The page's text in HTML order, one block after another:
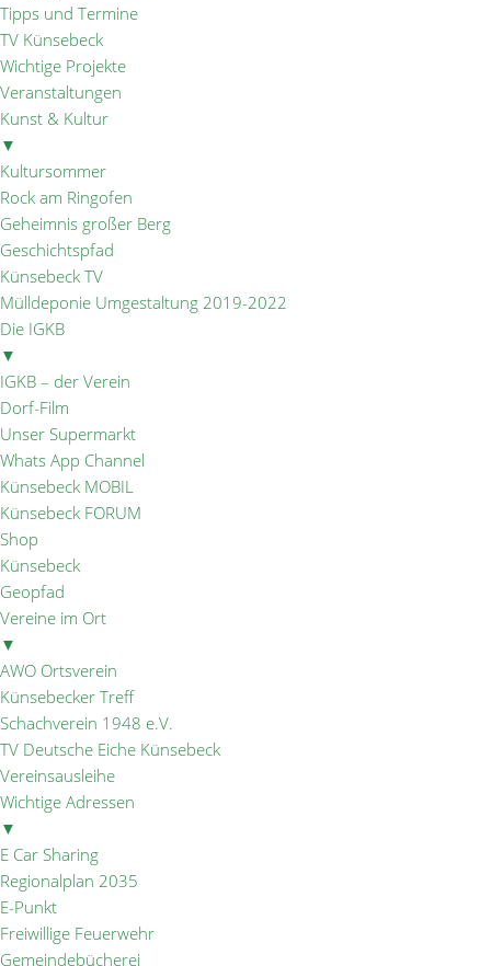
Tipps und Termine
TV Künsebeck
Wichtige Projekte
Veranstaltungen
Kunst & Kultur
▼
Kultursommer
Rock am Ringofen
Geheimnis großer Berg
Geschichtspfad
Künsebeck TV
Mülldeponie Umgestaltung 2019-2022
Die IGKB
▼
IGKB – der Verein
Dorf-Film
Unser Supermarkt
Whats App Channel
Künsebeck MOBIL
Künsebeck FORUM
Shop
Künsebeck
Geopfad
Vereine im Ort
▼
AWO Ortsverein
Künsebecker Treff
Schachverein 1948 e.V.
TV Deutsche Eiche Künsebeck
Vereinsausleihe
Wichtige Adressen
▼
E Car Sharing
Regionalplan 2035
E-Punkt
Freiwillige Feuerwehr
Gemeindebücherei